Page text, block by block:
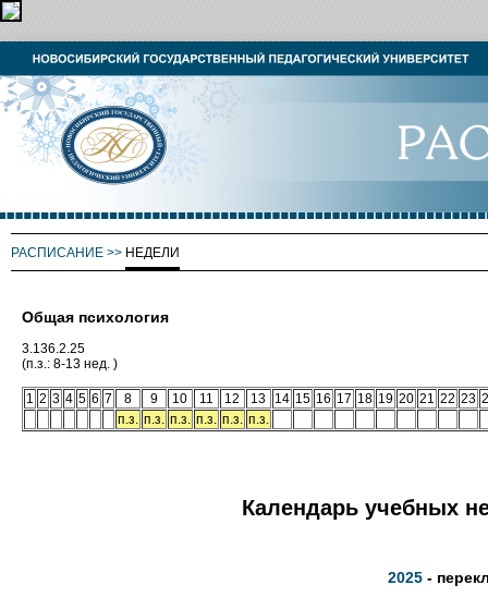
РАСПИСАНИЕ >> НЕДЕЛИ
Общая психология
3.136.2.25
(п.з.: 8-13 нед. )
1 2 3 4 5 6 7 8 9 10 11 12 13 14 15 16 17 18 19 20 21 22 23
п.з. п.з. п.з. п.з. п.з. п.з.
Календарь учебных
2025 -